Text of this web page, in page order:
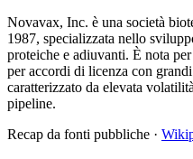
Novavax, Inc. è una società
1987, specializzata nello
proteiche e adiuvanti. È nota
per accordi di licenza con
caratterizzato da elevata
pipeline.
Recap da fonti pubbliche ·